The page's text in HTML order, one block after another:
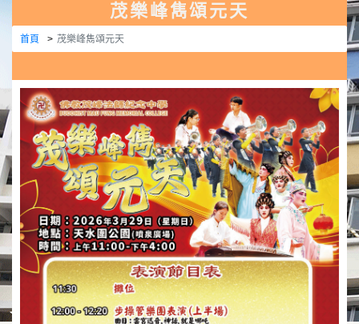
茂樂峰雋頌元天
首頁 茂樂峰雋頌元天